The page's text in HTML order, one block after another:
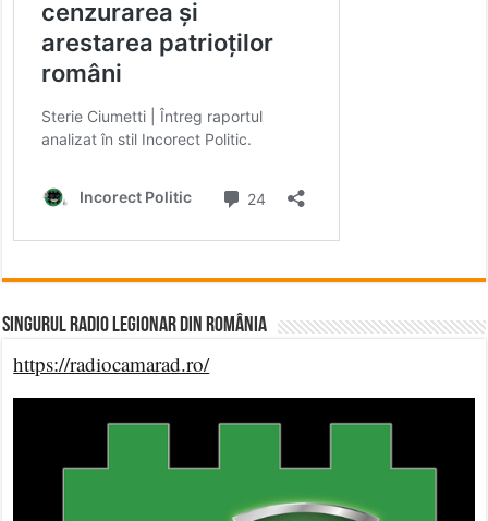
Singurul Radio Legionar din România
https://radiocamarad.ro/